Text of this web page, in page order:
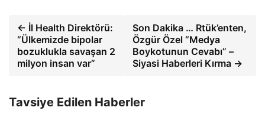
← İl Health Direktörü:
“Ülkemizde bipolar
bozuklukla savaşan 2
milyon insan var”
Son Dakika … Rtük’enten,
Özgür Özel “Medya
Boykotunun Cevabı” –
Siyasi Haberleri Kırma →
Tavsiye Edilen Haberler